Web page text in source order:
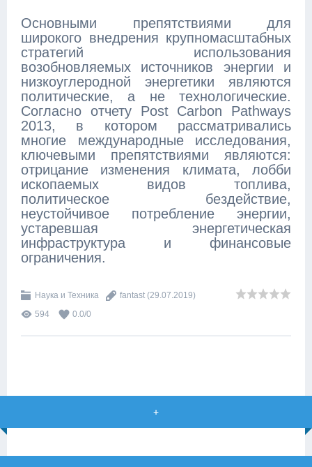
Основными препятствиями для
широкого внедрения крупномасштабных
стратегий использования
возобновляемых источников энергии и
низкоуглеродной энергетики являются
политические, а не технологические.
Согласно отчету Post Carbon Pathways
2013, в котором рассматривались
многие международные исследования,
ключевыми препятствиями являются:
отрицание изменения климата, лобби
ископаемых видов топлива,
политическое бездействие,
неустойчивое потребление энергии,
устаревшая энергетическая
инфраструктура и финансовые
ограничения.
Наука и Техника fantast (29.07.2019)
594
0.0/0
+